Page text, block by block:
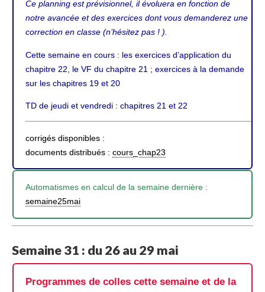
Ce planning est prévisionnel, il évoluera en fonction de
notre avancée et des exercices dont vous demanderez une
correction en classe (n’hésitez pas ! ).
Cette semaine en cours : les exercices d’application du
chapitre 22, le VF du chapitre 21 ; exercices à la demande
sur les chapitres 19 et 20
TD de jeudi et vendredi : chapitres 21 et 22
corrigés disponibles :
documents distribués : cours_chap23
Automatismes en calcul de la semaine dernière :
semaine25mai
Semaine 31 : du 26 au 29 mai
Programmes de colles cette semaine et de la